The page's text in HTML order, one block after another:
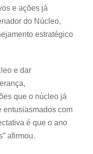
e ações já
do Núcleo,
estratégico
e dar
que o núcleo já
entusiasmados com
é que o ano
afirmou.